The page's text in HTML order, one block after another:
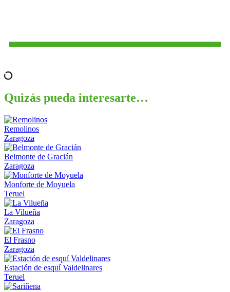
Quizás pueda interesarte…
Remolinos
Zaragoza
Belmonte de Gracián
Zaragoza
Monforte de Moyuela
Teruel
La Vilueña
Zaragoza
El Frasno
Zaragoza
Estación de esquí Valdelinares
Teruel